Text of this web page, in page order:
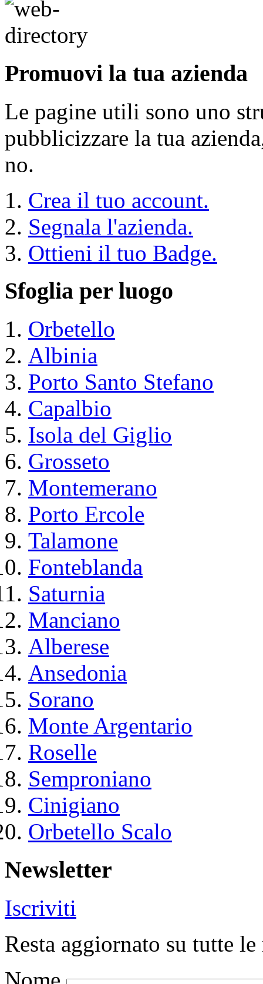
Promuovi la tua azienda
Le pagine utili sono uno
pubblicizzare la tua
no.
Crea il tuo account.
Segnala l'azienda.
Ottieni il tuo Badge.
Sfoglia per luogo
Orbetello
Albinia
Porto Santo Stefano
Capalbio
Isola del Giglio
Grosseto
Montemerano
Porto Ercole
Talamone
Fonteblanda
Saturnia
Manciano
Alberese
Ansedonia
Sorano
Monte Argentario
Roselle
Semproniano
Cinigiano
Orbetello Scalo
Newsletter
Iscriviti
Resta aggiornato su tutte